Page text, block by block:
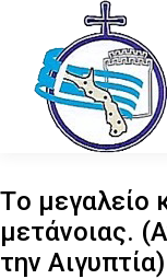
Tο μεγαλείο
μετάνοιας.
την Αιγυπτία)